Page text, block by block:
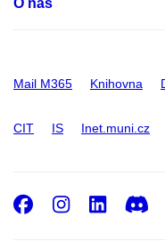
O nás
Mail M365 Knihovna
CIT IS Inet.muni.cz
Facebook